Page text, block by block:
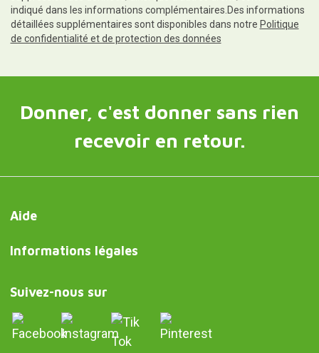
indiqué dans les informations complémentaires.Des informations
détaillées supplémentaires sont disponibles dans notre Politique
de confidentialité et de protection des données
Donner, c'est donner sans rien
recevoir en retour.
Aide
Informations légales
Suivez-nous sur